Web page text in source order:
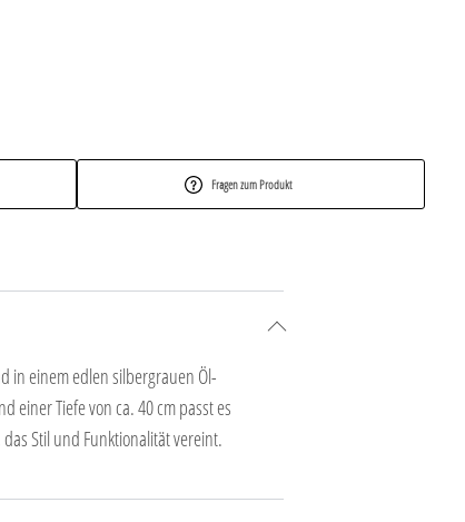
Fragen zum Produkt
in einem edlen silbergrauen Öl-
einer Tiefe von ca. 40 cm passt es
Stil und Funktionalität vereint.